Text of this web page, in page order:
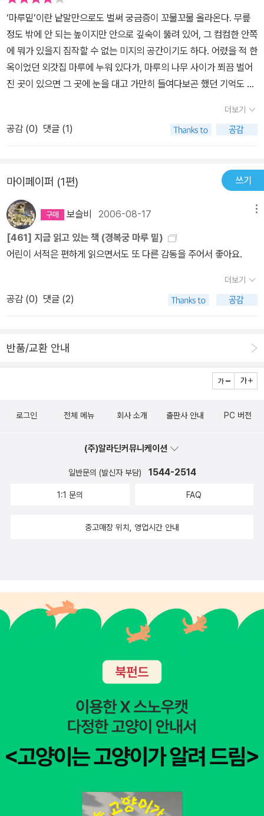
에서 같은 반 남자아이 셋에게 괴롭힘을 당하고 있다. 주변 친구들도
두려움에 은별이를 외면한다. 참으로 갑갑한 생활일 게다. 경복궁 관
리인으로 일하는 아빠 심부름으로 경복궁에 갔던 은별이는 작은 종족
의 쿠쿠를 만난다. 은별이는 쿠쿠에게 바깥 세계에 대해 알려 주고, 쿠
쿠는 은별이에게 경복궁 마루 밑 지하 세계와 경복궁의 역사를 알려
준다. 들쥐들의 습격을 받는 지하 세계를 쿠쿠를 도와 함께 지키며 은
별이는 용기도 조금씩 되찾게 된다.책에는 경복궁의 역사나 모습 등
이 꽤나 세세하게 드러나 있다. 가끔은 그 설명이 너무 직접적이다라
가 다시 돌아올 거라는 말을 남기고. 다시 경복궁에 가면 더 자세히 볼
것이 생겼다. 용같이 생긴 지붕도 좋고, 지붕 끝에 놓여진 재미있는 어
처구니들도 좋지만, 마루 밑도 한번 자세히 봐 둬야지. 거기 새처럼 생
긴 무언가가 빨리 지나가지는 않는지, 조그만 곡식 자루들이 보이지
는 않는지 잘 살펴야겠다. 쿠쿠는 경복궁 복원이 끝나야 돌아올까?
‘마루밑’이란 낱말만으로도 벌써 궁금증이 꼬물꼬물 올라온다. 무릎
정도 밖에 안 되는 높이지만 안으로 깊숙이 뚫려 있어, 그 컴컴한 안쪽
에 뭐가 있을지 짐작할 수 없는 미지의 공간이기도 하다. 어렸을 적 한
옥이었던 외갓집 마루에 누워 있다가, 마루의 나무 사이가 쬐끔 벌어
진 곳이 있으면 그 곳에 눈을 대고 가만히 들여다보곤 했던 기억도 난
일이 벌어질 것 같다. 경복궁을 관람하는 사람들치고 머리를 거꾸로
하고 마루 밑을 들여다 본 사람이 있을까? 주인공 은별이는 친구들에
게 괴롭힘을 당하는 나약한 아이다. 라이언 삼총사에게 이유 없이 당
으로만 외칠 뿐 감히 입밖으로 내뱉는 건 상상도 못할 일이다. 그러다
우연히 경복궁에 갔다가 쿠쿠와 투투라는 작은 사람들을 만나게 되
고, 그들의 종족들을 알게 되면서 차츰 용기있는 아이로 변해간다. 또
그들에게 듣게 되는 경복궁에 얽힌 역사 이야기도 작은 은별이의 가
슴을 타오르게 한다. 쿠쿠네 종족들이 쥐떼들의 침입을 받으면서도
으면서도 꿋꿋하게 맥을 이어 온 우리의 역사와 다르지 않다. 또 그 많
은 국곡의 세월을 온 몸으로 견디며 지켜봐 온 경복궁의 모습 같기도
하다. 허물어지고 다시 일어나기를 반복하며 그 웅장한 모습에 슬픔
경복궁의 이런 사연을 알게 되며 우리의 은별이도 훌쩍 자라난다. 이
쿠쿠와 투투가 떠났지만 당당해진 모습 속에 쿠쿠와 투투는 이미 은
녀와야겠다. 엉덩이 치켜들고 마루 밑도 한번 들여다 봐야지. 혹시 작
더보기
공감 (0) 댓글 (1)
마이페이퍼 (1편) 쓰기
보슬비 2006-08-17
[461] 지금 읽고 있는 책 (경복궁 마루 밑)
어린이 서적은 편하게 읽으면서도 또 다른 감동을 주어서 좋아요.
더보기
공감 (0) 댓글 (2)
반품/교환 안내
로그인 전체 메뉴 회사 소개 출판사 안내 PC 버전
(주)알라딘커뮤니케이션
일반문의 (발신자 부담) 1544-2514
1:1 문의 FAQ
중고매장 위치, 영업시간 안내